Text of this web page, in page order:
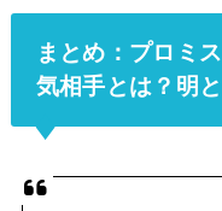
まとめ：プロミ
気相手とは？明